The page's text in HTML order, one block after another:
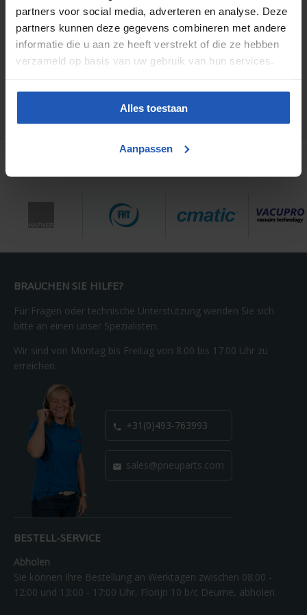
partners voor social media, adverteren en analyse. Deze
partners kunnen deze gegevens combineren met andere
informatie die u aan ze heeft verstrekt of die ze hebben
verzameld op basis van uw gebruik van hun services.
Alles toestaan
Aanpassen
BRAUCHEN SIE HILFE?
Für Fragen oder technische Unterstützung wenden Sie sich
bitte an einen unser Spezialisten.
Wir sind von Montag bis Freitag von 8.00 bis 17.00 Uhr zu
erreichen.
 +31(0)493-763993
 sales@pneuparts.com
BESTELL-SERVICE
Abholen
Sie können Ihre Bestellung an Werktagen zwischen 08:00 -
12:00 und 13:00 - 17:00 Uhr, Florijn 10 b/c Deurne, abholen.